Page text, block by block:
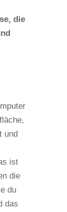
die
und
ist
die
du
das